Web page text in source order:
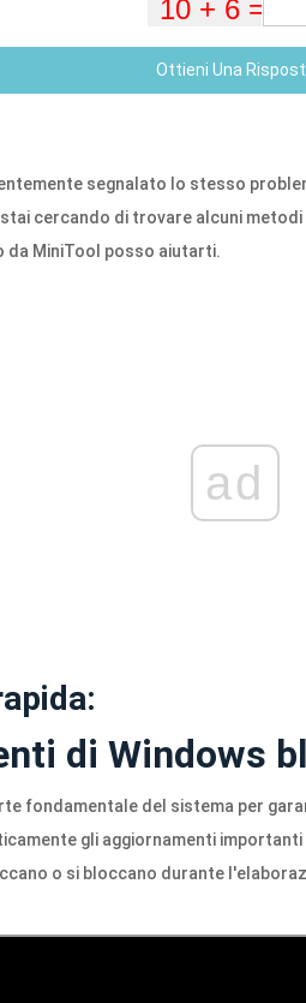
Ottieni Una
segnalato lo stesso
stai cercando di trovare alcuni
MiniTool posso aiutarti.
ad
di Windows
fondamentale del sistema per
gli aggiornamenti
o si bloccano durante